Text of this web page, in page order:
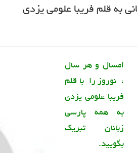
به قلم فریبا علومی یزدی
امسال و هر سال
، نوروز را با قلم
فریبا علومی یزدی
به همه پارسی
زبانان تبریک
بگویید.